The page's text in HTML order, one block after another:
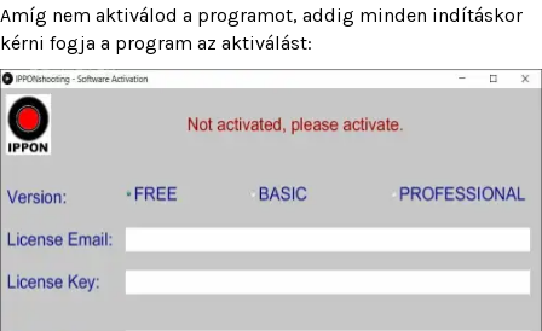
Amíg nem aktiválod a programot, addig minden indításkor
kérni fogja a program az aktiválást: